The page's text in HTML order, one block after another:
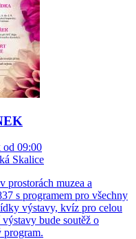
od 09:00
Skalice
prostorách muzea a
s programem pro všechny
výstavy, kvíz pro celou
bude soutěž o
program.